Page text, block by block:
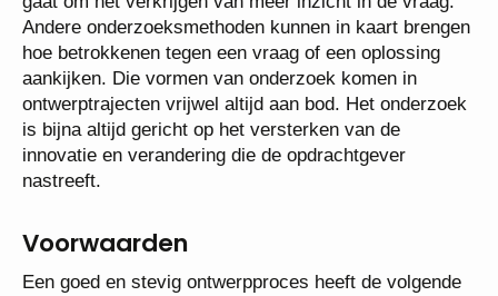
Andere onderzoeksmethoden kunnen in kaart brengen
hoe betrokkenen tegen een vraag of een oplossing
aankijken. Die vormen van onderzoek komen in
ontwerptrajecten vrijwel altijd aan bod. Het onderzoek
is bijna altijd gericht op het versterken van de
innovatie en verandering die de opdrachtgever
nastreeft.
Voorwaarden
Een goed en stevig ontwerpproces heeft de volgende